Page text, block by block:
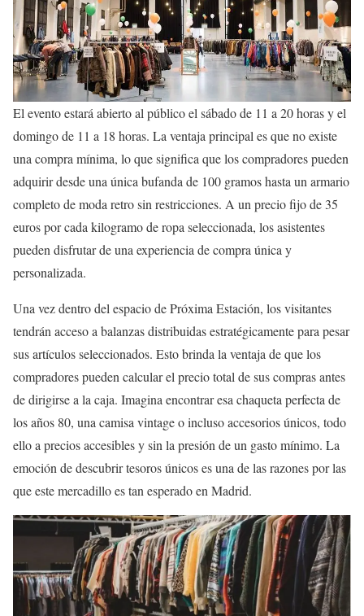
El evento estará abierto al público el sábado de 11 a 20 horas y el
domingo de 11 a 18 horas. La ventaja principal es que no existe
una compra mínima, lo que significa que los compradores pueden
adquirir desde una única bufanda de 100 gramos hasta un armario
completo de moda retro sin restricciones. A un precio fijo de 35
euros por cada kilogramo de ropa seleccionada, los asistentes
pueden disfrutar de una experiencia de compra única y
personalizada.
Una vez dentro del espacio de Próxima Estación, los visitantes
tendrán acceso a balanzas distribuidas estratégicamente para pesar
sus artículos seleccionados. Esto brinda la ventaja de que los
compradores pueden calcular el precio total de sus compras antes
de dirigirse a la caja. Imagina encontrar esa chaqueta perfecta de
los años 80, una camisa vintage o incluso accesorios únicos, todo
ello a precios accesibles y sin la presión de un gasto mínimo. La
emoción de descubrir tesoros únicos es una de las razones por las
que este mercadillo es tan esperado en Madrid.